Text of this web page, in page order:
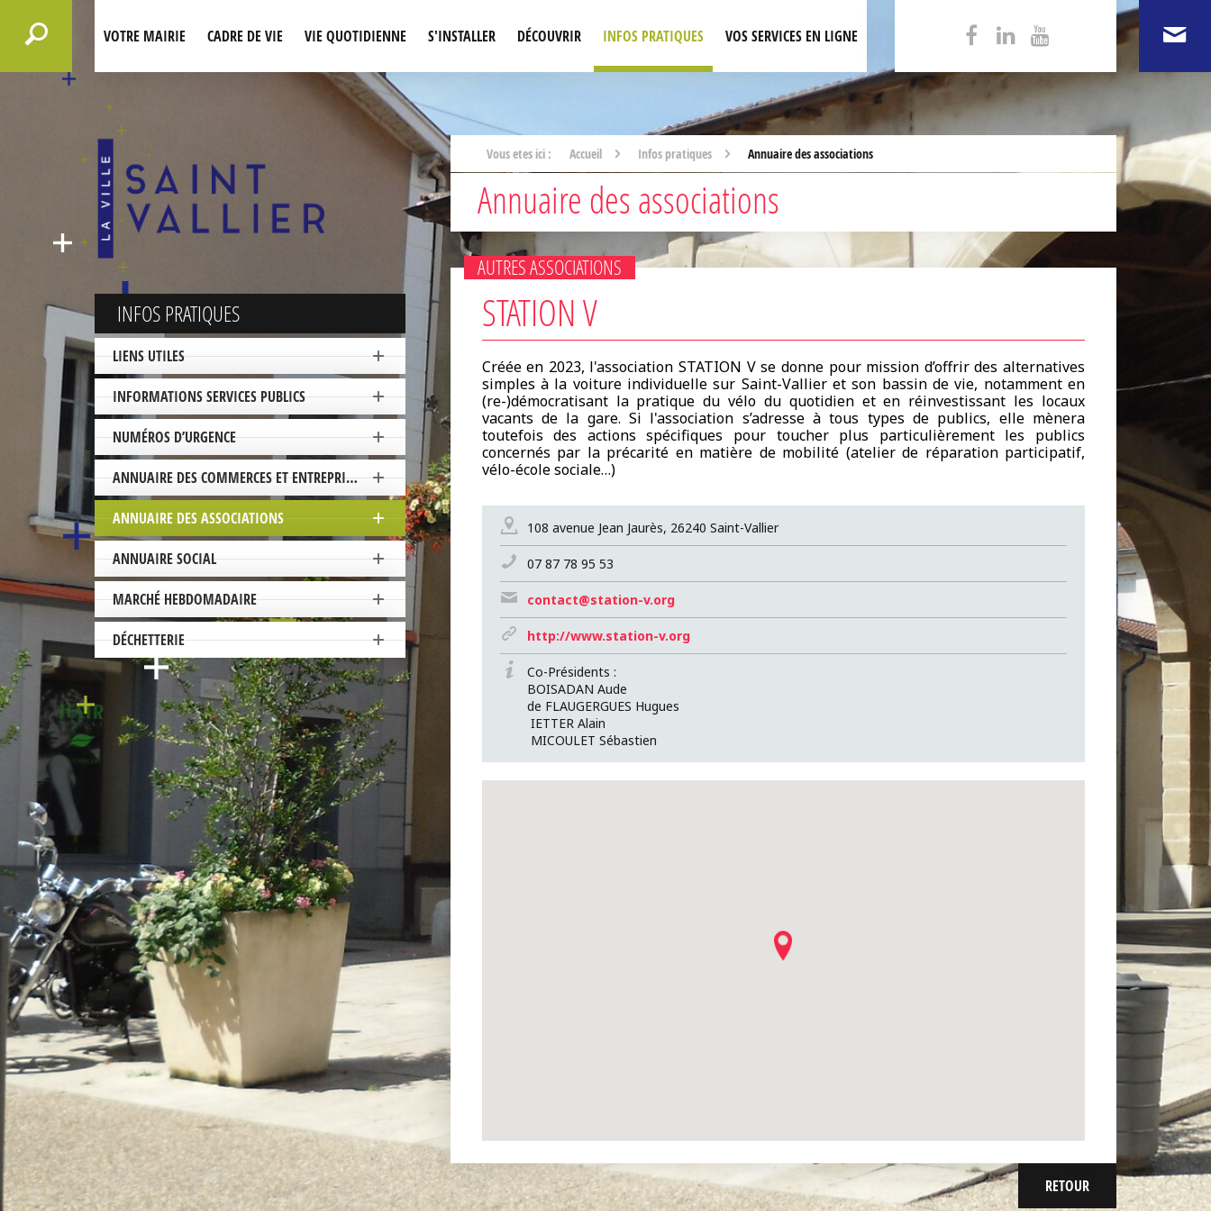
VOTRE MAIRIE CADRE DE VIE VIE QUOTIDIENNE S'INSTALLER DÉCOUVRIR INFOS PRATIQUES VOS SERVICES EN LIGNE
INFOS PRATIQUES
LIENS UTILES
INFORMATIONS SERVICES PUBLICS
NUMÉROS D’URGENCE
ANNUAIRE DES COMMERCES ET ENTREPRISES
ANNUAIRE DES ASSOCIATIONS
ANNUAIRE SOCIAL
MARCHÉ HEBDOMADAIRE
DÉCHETTERIE
Accueil Infos pratiques Annuaire des associations
Annuaire des associations
AUTRES ASSOCIATIONS
STATION V
Créée en 2023, l'association STATION V se donne pour mission d’offrir des alternatives
simples à la voiture individuelle sur Saint-Vallier et son bassin de vie, notamment en
(re-)démocratisant la pratique du vélo du quotidien et en réinvestissant les locaux
vacants de la gare. Si l'association s’adresse à tous types de publics, elle mènera
toutefois des actions spécifiques pour toucher plus particulièrement les publics
concernés par la précarité en matière de mobilité (atelier de réparation participatif,
vélo-école sociale…)
108 avenue Jean Jaurès, 26240 Saint-Vallier
07 87 78 95 53
contact@station-v.org
http://www.station-v.org
Co-Présidents :
BOISADAN Aude
de FLAUGERGUES Hugues
IETTER Alain
MICOULET Sébastien
RETOUR